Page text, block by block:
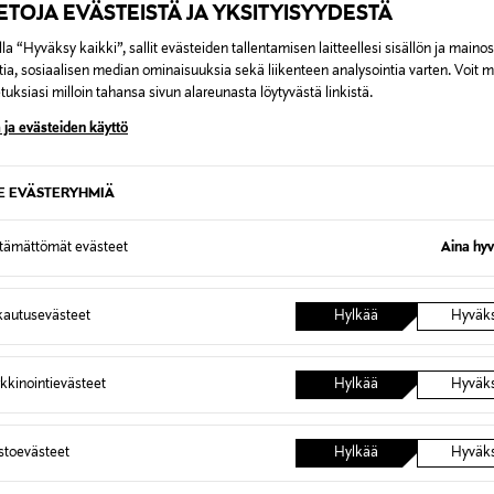
EVÄSTEISTÄ JA YKSITYISYYDESTÄ
“Hyväksy kaikki”, sallit evästeiden tallentamisen laitteellesi sisällön ja
sosiaalisen median ominaisuuksia sekä liikenteen analysointia varten. Voit
milloin tahansa sivun alareunasta löytyvästä linkistä.
ja evästeiden käyttö
EVÄSTERYHMIÄ
evästeet Aina
Hylkää
Hylkää
Hylkää
Discounted Price
161,40 € Original Price
270,00 €
T-paita
Original